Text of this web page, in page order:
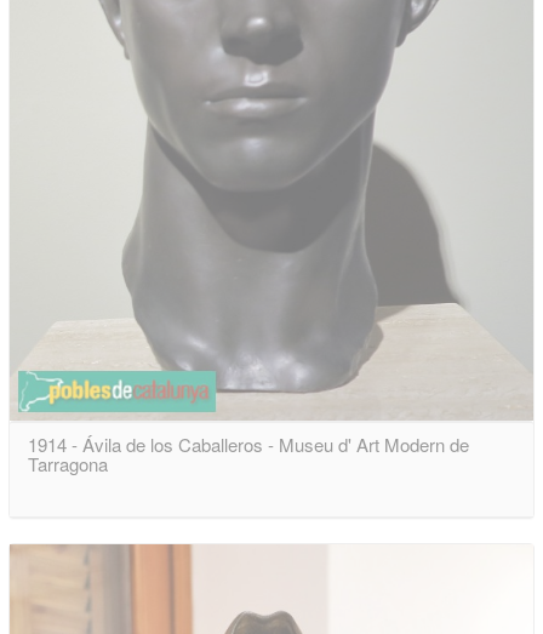
1914 - Ávila de los Caballeros - Museu d' Art Modern de
Tarragona